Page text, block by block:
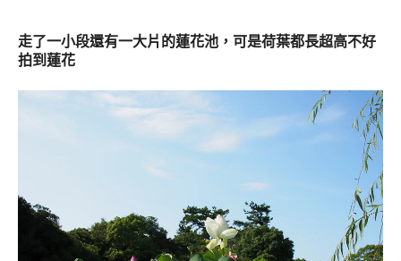
走了一小段還有一大片的蓮花池，可是荷葉都長超高不好
拍到蓮花